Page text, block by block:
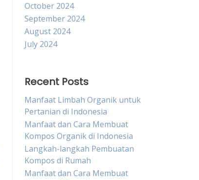
October 2024
September 2024
August 2024
July 2024
Recent Posts
Manfaat Limbah Organik untuk
Pertanian di Indonesia
Manfaat dan Cara Membuat
Kompos Organik di Indonesia
Langkah-langkah Pembuatan
Kompos di Rumah
Manfaat dan Cara Membuat